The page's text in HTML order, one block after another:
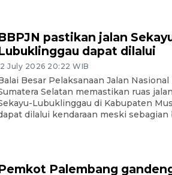
pastikan jalan
dapat dilalui
July 2026 20:22 WIB
Besar Pelaksanaan Jalan Nasional
Selatan memastikan ruas
Lubuklinggau di Kabupaten
dilalui kendaraan meski sebagian
Palembang